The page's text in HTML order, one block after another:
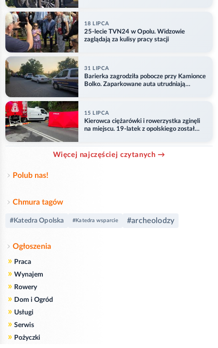
18 LIPCA
25-lecie TVN24 w Opolu. Widzowie
zaglądają za kulisy pracy stacji
31 LIPCA
Barierka zagrodziła pobocze przy Kamionce
Bolko. Zaparkowane auta utrudniają
15 LIPCA
Kierowca ciężarówki i rowerzystka zginęli
na miejscu. 19-latek z opolskiego został
Więcej najczęściej czytanych →
Polub nas!
Chmura tagów
#Katedra Opolska #Katedra wsparcie #archeolodzy
Ogłoszenia
» Praca
» Wynajem
» Rowery
» Dom i Ogród
» Usługi
» Serwis
» Pożyczki